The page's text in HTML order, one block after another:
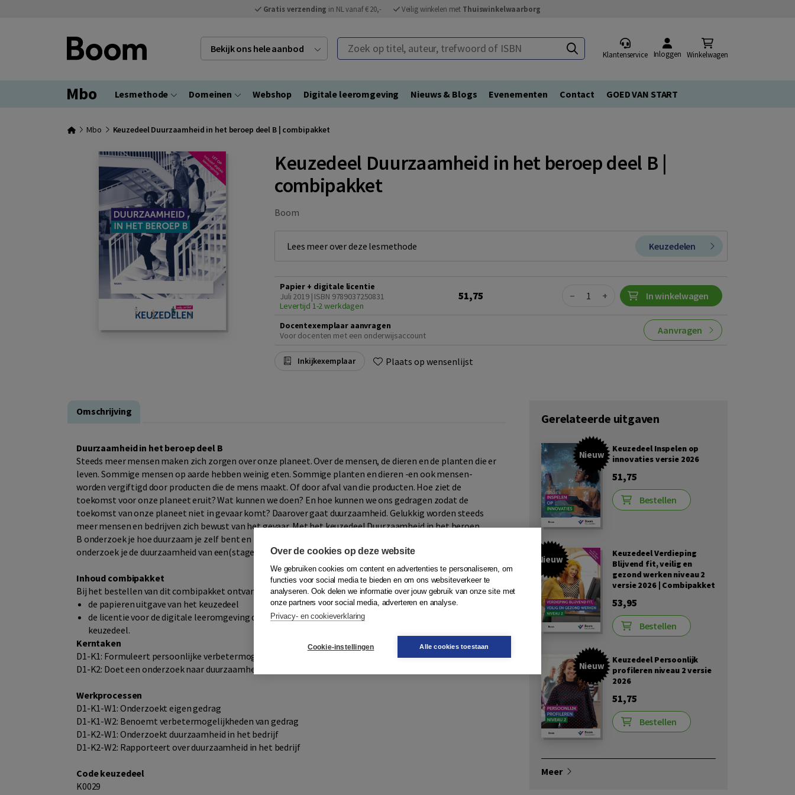
Gratis verzending in NL vanaf € 20,- Veilig winkelen met Thuiswinkelwaarborg
Bekijk ons hele aanbod Zoek op titel, auteur, trefwoord of ISBN
Klantenservice Inloggen Winkelwagen
Mbo Lesmethode Domeinen Webshop Digitale leeromgeving Nieuws & Blogs Evenementen Contact GOED VAN START
Mbo Keuzedeel Duurzaamheid in het beroep deel B | combipakket
Keuzedeel Duurzaamheid in het beroep deel B |
combipakket
Boom
Lees meer over deze lesmethode Keuzedelen
Papier + digitale licentie
Juli 2019 | ISBN 9789037250831
Levertijd 1-2 werkdagen
51,75 Quantity
− + In winkelwagen
Docentexemplaar aanvragen
Voor docenten met een onderwijsaccount
Aanvragen
Inkijkexemplaar Plaats op wensenlijst
Omschrijving
Duurzaamheid in het beroep deel B
Steeds meer mensen maken zich zorgen over onze planeet. Over de mensen, de dieren en de planten die er
leven. Sommige mensen op aarde hebben weinig eten. Sommige planten en dieren -en ook mensen-
worden vergiftigd door producten die de mens maakt. Of door afval van die producten. Hoe ziet de
toekomst voor onze planeet eruit? Wat kunnen we doen? En hoe kunnen we ons gedragen zodat de
toekomst van onze planeet niet in gevaar komt? Daarover gaat duurzaamheid. Gelukkig worden steeds
meer mensen en bedrijven zich bewust van het gevaar. Met het keuzedeel Duurzaamheid in het beroep
B onderzoek je hoe duurzaam je zelf bent en hoe je je eigen duurzaamheid kunt verbeteren. Daarnaast
onderzoek je de duurzaamheid van een(stage-) bedrijf en rapporteer je daarover.
Inhoud combipakket
Bij het bestellen van dit combipakket ontvang je:
de papieren uitgave van het keuzedeel
de licentie voor de digitale leeromgeving die toegang geeft tot de content en multimedia van het
keuzedeel.
Kerntaken
D1-K1: Formuleert persoonlijke verbetermogelijkheden op het gebied van duurzaamheid.
D1-K2: Doet een onderzoek naar duurzaamheid in het bedrijf
Werkprocessen
D1-K1-W1: Onderzoekt eigen gedrag
D1-K1-W2: Benoemt verbetermogelijkheden van gedrag
D1-K2-W1: Onderzoekt duurzaamheid in het bedrijf
D1-K2-W2: Rapporteert over duurzaamheid in het bedrijf
Code keuzedeel
K0029
Gerelateerde uitgaven
Nieuw
Keuzedeel Inspelen op
innovaties versie 2026
51,75
Bestellen
Nieuw
Keuzedeel Verdieping
Blijvend fit, veilig en
gezond werken niveau 2
versie 2026 | Combipakket
53,95
Bestellen
Nieuw
Keuzedeel Persoonlijk
profileren niveau 2 versie
2026
51,75
Bestellen
Meer
Over de cookies op deze website
We gebruiken cookies om content en advertenties te personaliseren, om
functies voor social media te bieden en om ons websiteverkeer te
analyseren. Ook delen we informatie over jouw gebruik van onze site met
onze partners voor social media, adverteren en analyse.
Privacy- en cookieverklaring
Cookie-instellingen Alle cookies toestaan